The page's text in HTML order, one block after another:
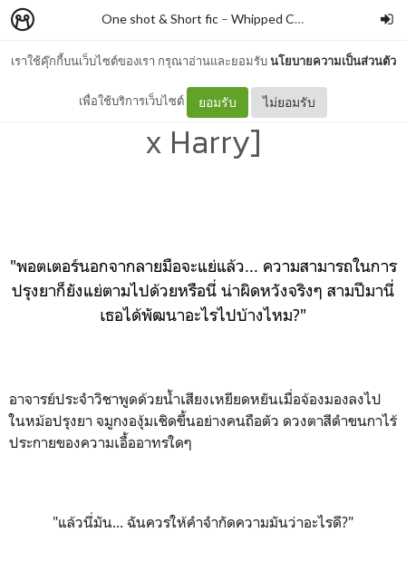
เราใช้คุ๊กกี้บนเว็บไซต์ของเรา กรุณาอ่านและยอมรับนโยบายความเป็นส่วนตัว
เพื่อใช้บริการเว็บไซต์ ยอมรับ ไม่ยอมรับ
One shot & Short fic – Whipped Cream
Don't trust a snake [Draco
x Harry]
"พอตเตอร์นอกจากลายมือจะแย่แล้ว... ความสามารถในการ
ปรุงยาก็ยังแย่ตามไปด้วยหรือนี่ น่าผิดหวังจริงๆ สามปีมานี่
เธอได้พัฒนาอะไรไปบ้างไหม?"
อาจารย์ประจำวิชาพูดด้วยน้ำเสียงเหยียดหยันเมื่อจ้องมองลงไป
ในหม้อปรุงยา จมูกงองุ้มเชิดขึ้นอย่างคนถือตัว ดวงตาสีดำขนกาไร้
ประกายของความเอื้ออาทรใดๆ
"แล้วนี่มัน... ฉันควรให้คำจำกัดความมันว่าอะไรดี?"